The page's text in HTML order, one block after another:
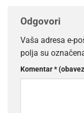
Odgovori
Vaša adresa e-
polja su
Komentar*